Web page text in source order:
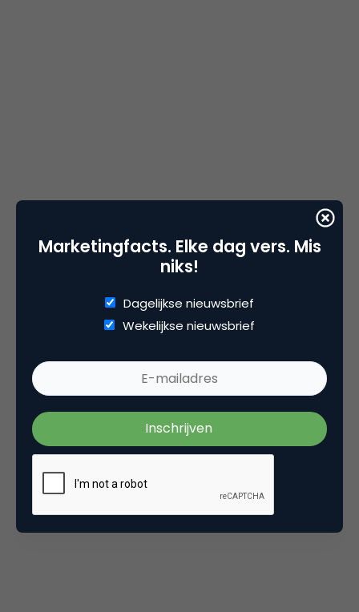
Creative maakte deze video, uiteraard
gebaseerd op deLynx Billions videouit 2006 en met
goedkeuring van Unilever, samen met director
beste in-house marketing afdelingen van Engeland,
met awards en nominaties in Cannes, D&AD, BTAA
en Epica. Hun versie van ‘Billions’ werd, sinds
Specsavers de video twee weken geleden
Qualcomm: Butterfly Swarm Attacks
Man
Marketingfacts. Elke dag vers. Mis
niks!
Dagelijkse nieuwsbrief
Wekelijkse nieuwsbrief